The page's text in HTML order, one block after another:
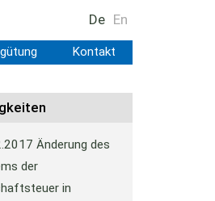
De En
Kontakt
Änderung des
der
in